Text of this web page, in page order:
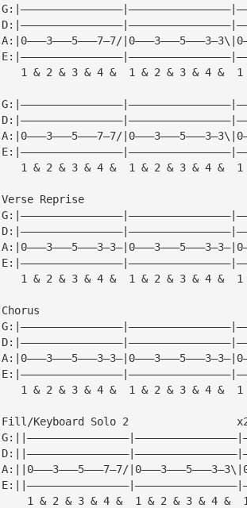
A:|0———3———5———7—7/
1 & 2 & 3 & 4 &  1 & 2 & 3 & 4 &
A:|0———3———5———7—7/
1 & 2 & 3 & 4 &  1 & 2 & 3 & 4 &
Verse Reprise
1 & 2 & 3 & 4 &  1 & 2 & 3 & 4 &
Chorus
1 & 2 & 3 & 4 &  1 & 2 & 3 & 4 &
Fill/Keyboard Solo 2
A:||0———3———5———7—7/
1 & 2 & 3 & 4 &  1 & 2 & 3 & 4 &